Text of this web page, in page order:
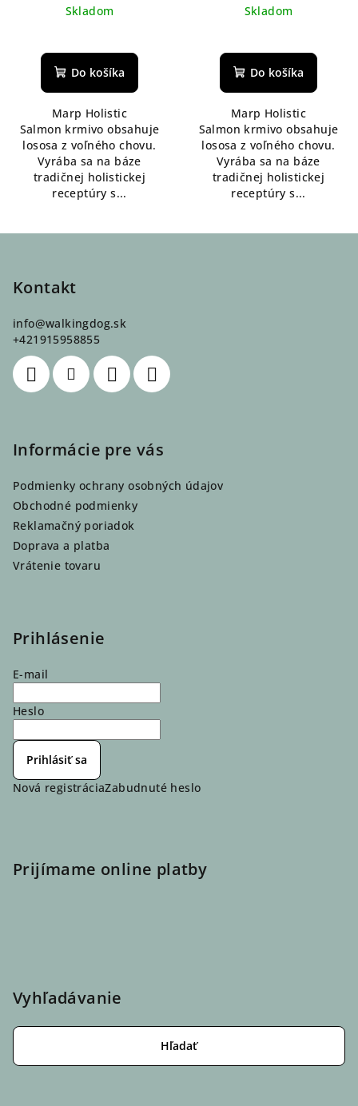
Skladom
hodnotenie
produktu
z
5
hviezdičiek.
Do košíka
Marp Holistic
Salmon krmivo obsahuje
lososa z voľného chovu.
Vyrába sa na báze
tradičnej holistickej
receptúry s...
Skladom
hodnotenie
produktu
z
5
hviezdičiek.
Do košíka
Marp Holistic
Salmon krmivo obsahuje
lososa z voľného chovu.
Vyrába sa na báze
tradičnej holistickej
receptúry s...
Kontakt
info@walkingdog.sk
+421915958855
Informácie pre vás
Podmienky ochrany osobných údajov
Obchodné podmienky
Reklamačný poriadok
Doprava a platba
Vrátenie tovaru
Prihlásenie
E-mail
Heslo
Prihlásiť sa
Nová registráciaZabudnuté heslo
Prijímame online platby
Vyhľadávanie
Hľadať